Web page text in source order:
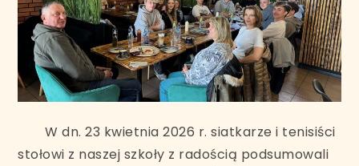
W dn. 23 kwietnia 2026 r. siatkarze i tenisiści
stołowi z naszej szkoły z radością podsumowali